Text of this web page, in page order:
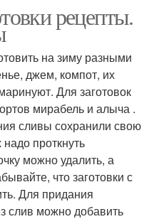
рецепты.
на зиму разными
джем, компот, их
Для заготовок
мирабель и алыча .
сливы сохранили свою
проткнуть
можно удалить, а
что заготовки с
Для придания
слив можно добавить